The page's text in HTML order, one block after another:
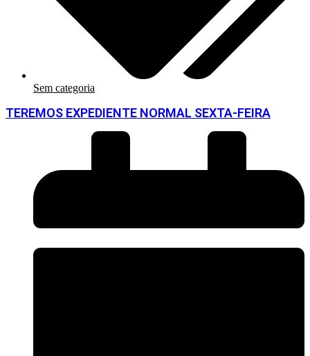
Sem categoria
TEREMOS EXPEDIENTE NORMAL SEXTA-FEIRA